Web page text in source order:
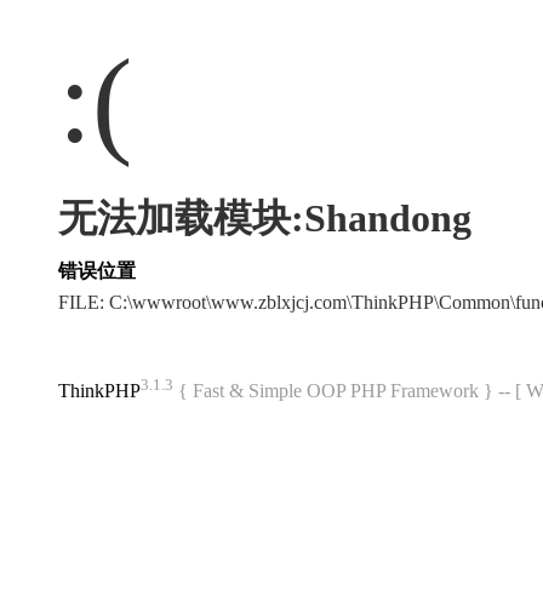
:(
无法加载模块:Shandong
错误位置
FILE:
ThinkPHP3.1.3 { Fast & Simple OOP PHP Framework } -- [